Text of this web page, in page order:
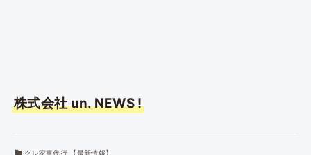
株式会社 un. NEWS !
クレ家事代行 【最新情報】